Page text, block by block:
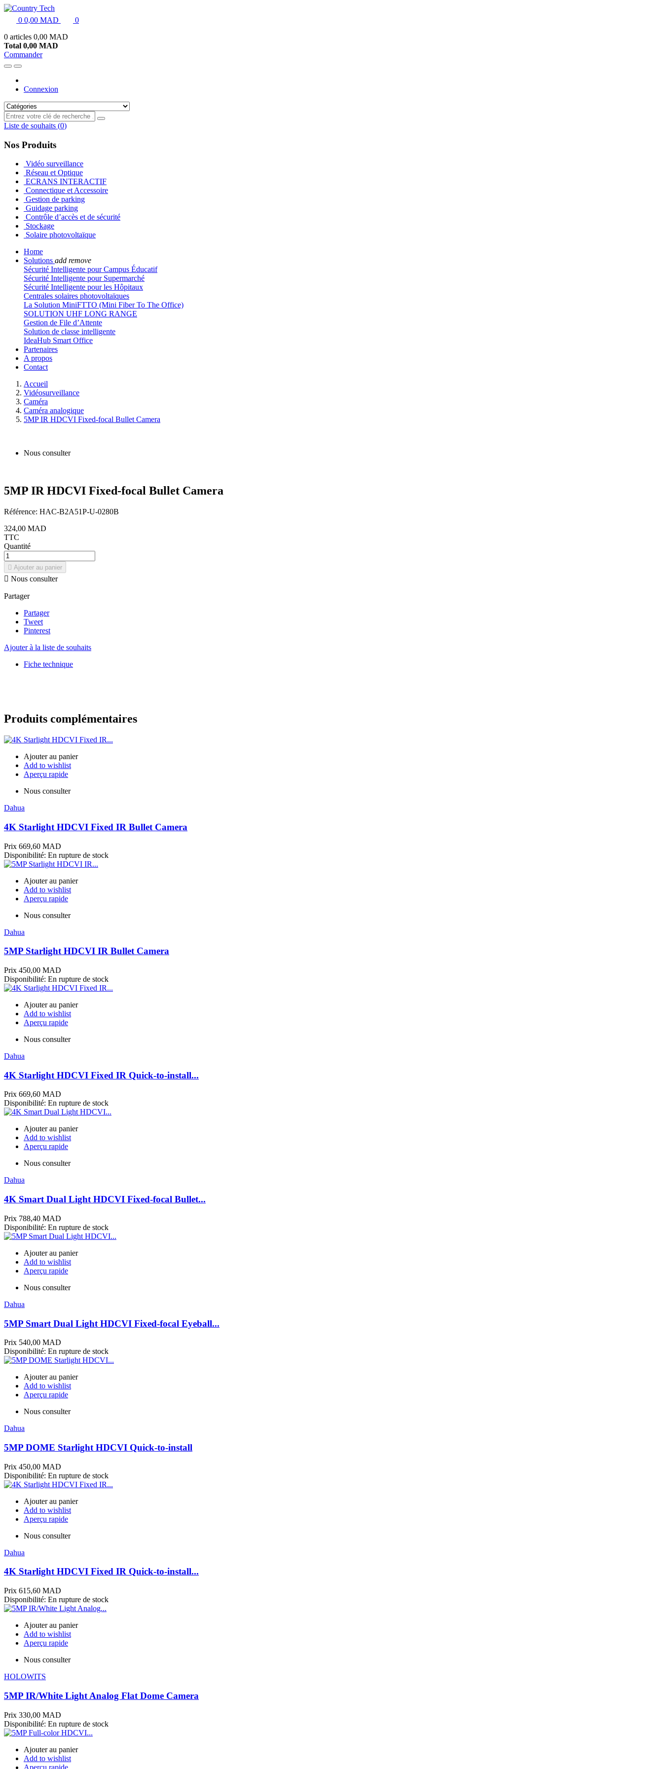
0 0,00 MAD
0
0 articles 0,00 MAD
Total 0,00 MAD
Commander
Connexion
Liste de souhaits (0)
Nos Produits
Vidéo surveillance
Réseau et Optique
ECRANS INTERACTIF
Connectique et Accessoire
Gestion de parking
Guidage parking
Contrôle d’accès et de sécurité
Stockage
Solaire photovoltaïque
Home
Solutions add remove
Sécurité Intelligente pour Campus Éducatif
Sécurité Intelligente pour Supermarché
Sécurité Intelligente pour les Hôpitaux
Centrales solaires photovoltaïques
La Solution MiniFTTO (Mini Fiber To The Office)
SOLUTION UHF LONG RANGE
Gestion de File d’Attente
Solution de classe intelligente
IdeaHub Smart Office
Partenaires
A propos
Contact
Accueil
Vidéosurveillance
Caméra
Caméra analogique
5MP IR HDCVI Fixed-focal Bullet Camera
Nous consulter
5MP IR HDCVI Fixed-focal Bullet Camera
Référence: HAC-B2A51P-U-0280B
324,00 MAD
TTC
Quantité
 Ajouter au panier
 Nous consulter
Partager
Partager
Tweet
Pinterest
Ajouter à la liste de souhaits
Fiche technique
Produits complémentaires
Ajouter au panier
Add to wishlist
Aperçu rapide
Nous consulter
Dahua
4K Starlight HDCVI Fixed IR Bullet Camera
Prix 669,60 MAD
Disponibilité: En rupture de stock
Ajouter au panier
Add to wishlist
Aperçu rapide
Nous consulter
Dahua
5MP Starlight HDCVI IR Bullet Camera
Prix 450,00 MAD
Disponibilité: En rupture de stock
Ajouter au panier
Add to wishlist
Aperçu rapide
Nous consulter
Dahua
4K Starlight HDCVI Fixed IR Quick-to-install...
Prix 669,60 MAD
Disponibilité: En rupture de stock
Ajouter au panier
Add to wishlist
Aperçu rapide
Nous consulter
Dahua
4K Smart Dual Light HDCVI Fixed-focal Bullet...
Prix 788,40 MAD
Disponibilité: En rupture de stock
Ajouter au panier
Add to wishlist
Aperçu rapide
Nous consulter
Dahua
5MP Smart Dual Light HDCVI Fixed-focal Eyeball...
Prix 540,00 MAD
Disponibilité: En rupture de stock
Ajouter au panier
Add to wishlist
Aperçu rapide
Nous consulter
Dahua
5MP DOME Starlight HDCVI Quick-to-install
Prix 450,00 MAD
Disponibilité: En rupture de stock
Ajouter au panier
Add to wishlist
Aperçu rapide
Nous consulter
Dahua
4K Starlight HDCVI Fixed IR Quick-to-install...
Prix 615,60 MAD
Disponibilité: En rupture de stock
Ajouter au panier
Add to wishlist
Aperçu rapide
Nous consulter
HOLOWITS
5MP IR/White Light Analog Flat Dome Camera
Prix 330,00 MAD
Disponibilité: En rupture de stock
Ajouter au panier
Add to wishlist
Aperçu rapide